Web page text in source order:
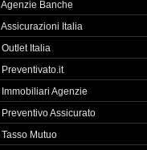
Agenzie Banche
Assicurazioni Italia
Outlet Italia
Preventivato.it
Immobiliari Agenzie
Preventivo Assicurato
Tasso Mutuo